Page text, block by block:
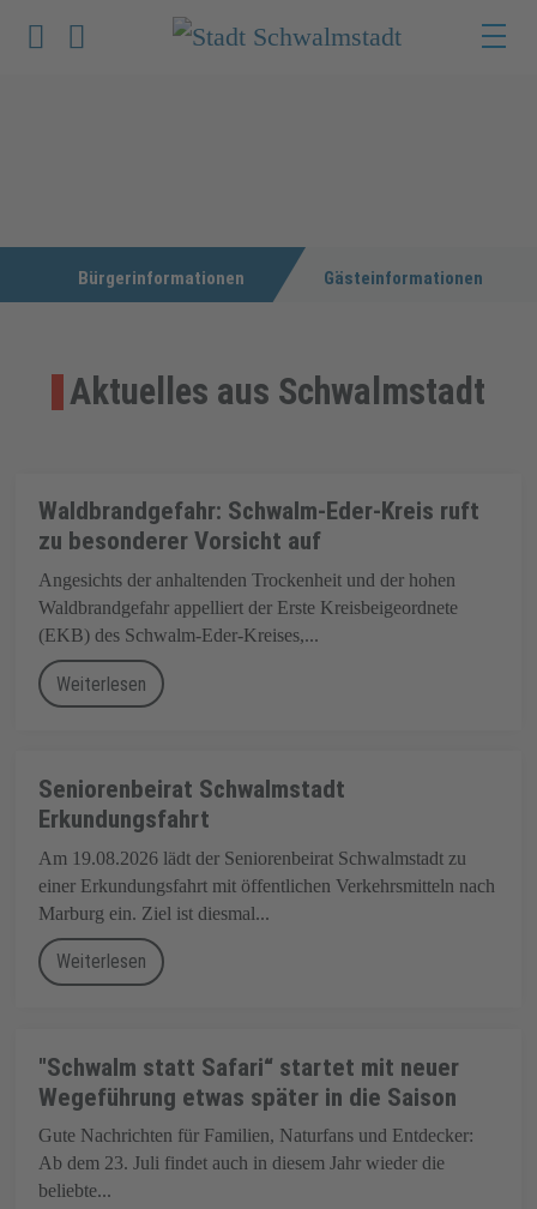
Werkzeuge zur Barrierefreiheit öffnen
Suche
Bürgerinformationen Gästeinformationen
Aktuelles aus Schwalmstadt
Waldbrandgefahr: Schwalm-Eder-Kreis ruft
zu besonderer Vorsicht auf
Angesichts der anhaltenden Trockenheit und der hohen
Waldbrandgefahr appelliert der Erste Kreisbeigeordnete
(EKB) des Schwalm-Eder-Kreises,...
Weiterlesen
Seniorenbeirat Schwalmstadt
Erkundungsfahrt
Am 19.08.2026 lädt der Seniorenbeirat Schwalmstadt zu
einer Erkundungsfahrt mit öffentlichen Verkehrsmitteln nach
Marburg ein. Ziel ist diesmal...
Weiterlesen
"Schwalm statt Safari“ startet mit neuer
Wegeführung etwas später in die Saison
Gute Nachrichten für Familien, Naturfans und Entdecker:
Ab dem 23. Juli findet auch in diesem Jahr wieder die
beliebte...